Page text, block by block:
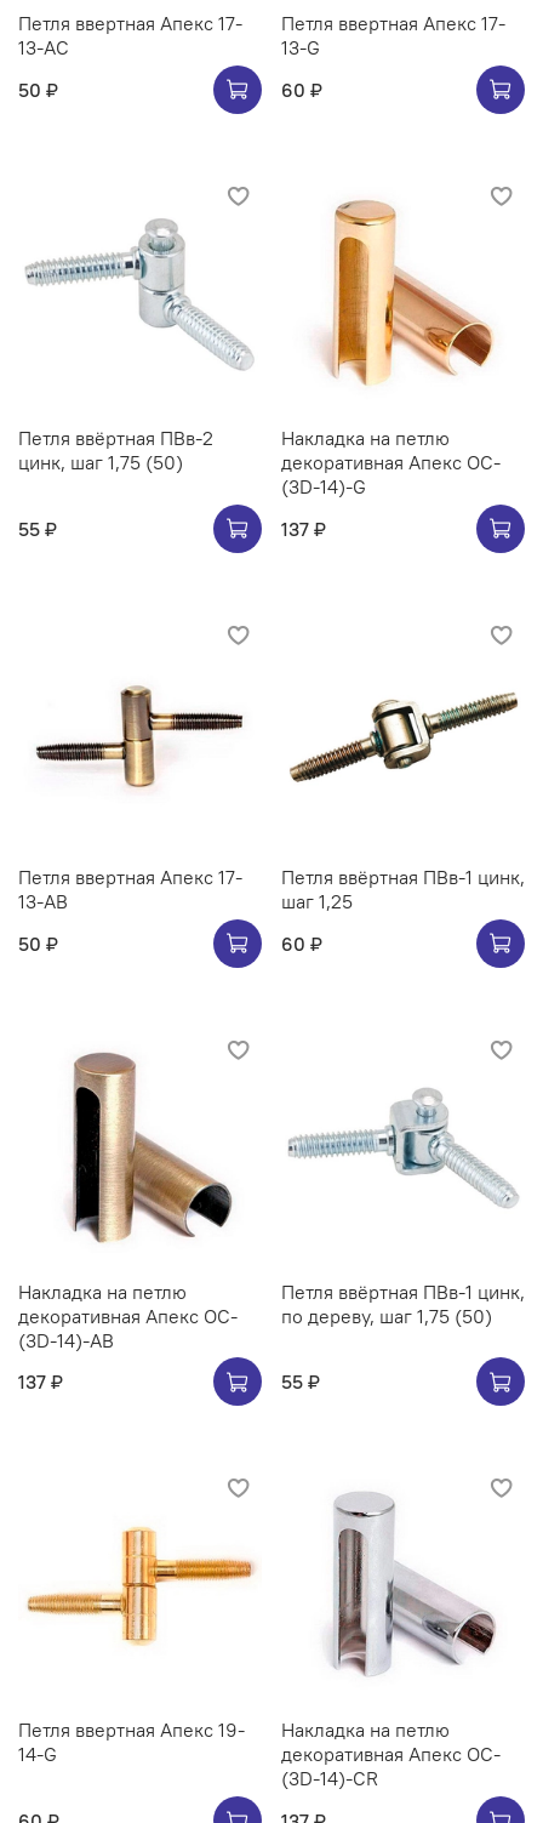
Петля ввертная Апекс 17-
13-AC
50 ₽
Петля ввертная Апекс 17-
13-G
60 ₽
Петля ввёртная ПВв-2
цинк, шаг 1,75 (50)
55 ₽
Накладка на петлю
декоративная Апекс OC-
(3D-14)-G
137 ₽
Петля ввертная Апекс 17-
13-AB
50 ₽
Петля ввёртная ПВв-1 цинк,
шаг 1,25
60 ₽
Накладка на петлю
декоративная Апекс OC-
(3D-14)-AB
137 ₽
Петля ввёртная ПВв-1 цинк,
по дереву, шаг 1,75 (50)
55 ₽
Петля ввертная Апекс 19-
14-G
Накладка на петлю
декоративная Апекс OC-
(3D-14)-CR